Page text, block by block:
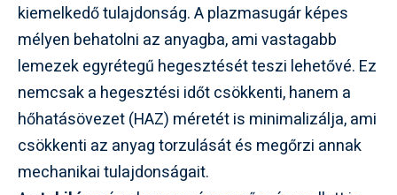
kiemelkedő tulajdonság. A plazmasugár képes
mélyen behatolni az anyagba, ami vastagabb
lemezek egyrétegű hegesztését teszi lehetővé. Ez
nemcsak a hegesztési időt csökkenti, hanem a
hőhatásövezet (HAZ) méretét is minimalizálja, ami
csökkenti az anyag torzulását és megőrzi annak
mechanikai tulajdonságait.